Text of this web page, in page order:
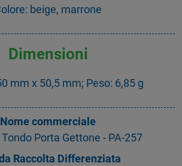
beige, marrone
Dimensioni
mm x 50,5 mm; Peso: 6,85 g
Nome commerciale
Porta Gettone - PA-257
Raccolta Differenziata